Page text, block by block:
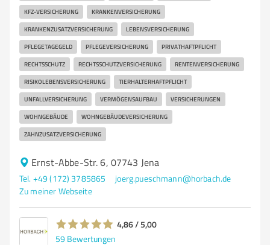
KFZ-VERSICHERUNG KRANKENVERSICHERUNG
KRANKENZUSATZVERSICHERUNG LEBENSVERSICHERUNG
PFLEGETAGEGELD PFLEGEVERSICHERUNG PRIVATHAFTPFLICHT
RECHTSSCHUTZ RECHTSSCHUTZVERSICHERUNG RENTENVERSICHERUNG
RISIKOLEBENSVERSICHERUNG TIERHALTERHAFTPFLICHT
UNFALLVERSICHERUNG VERMÖGENSAUFBAU VERSICHERUNGEN
WOHNGEBÄUDE WOHNGEBÄUDEVERSICHERUNG
ZAHNZUSATZVERSICHERUNG
Ernst-Abbe-Str. 6, 07743 Jena
Tel. +49 (172) 3785865
joerg.pueschmann@horbach.de
Zu meiner Webseite
4,86 / 5,00
59 Bewertungen